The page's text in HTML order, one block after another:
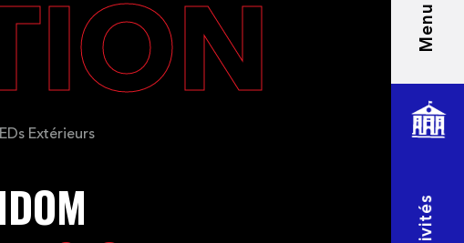
Menu
Extérieurs